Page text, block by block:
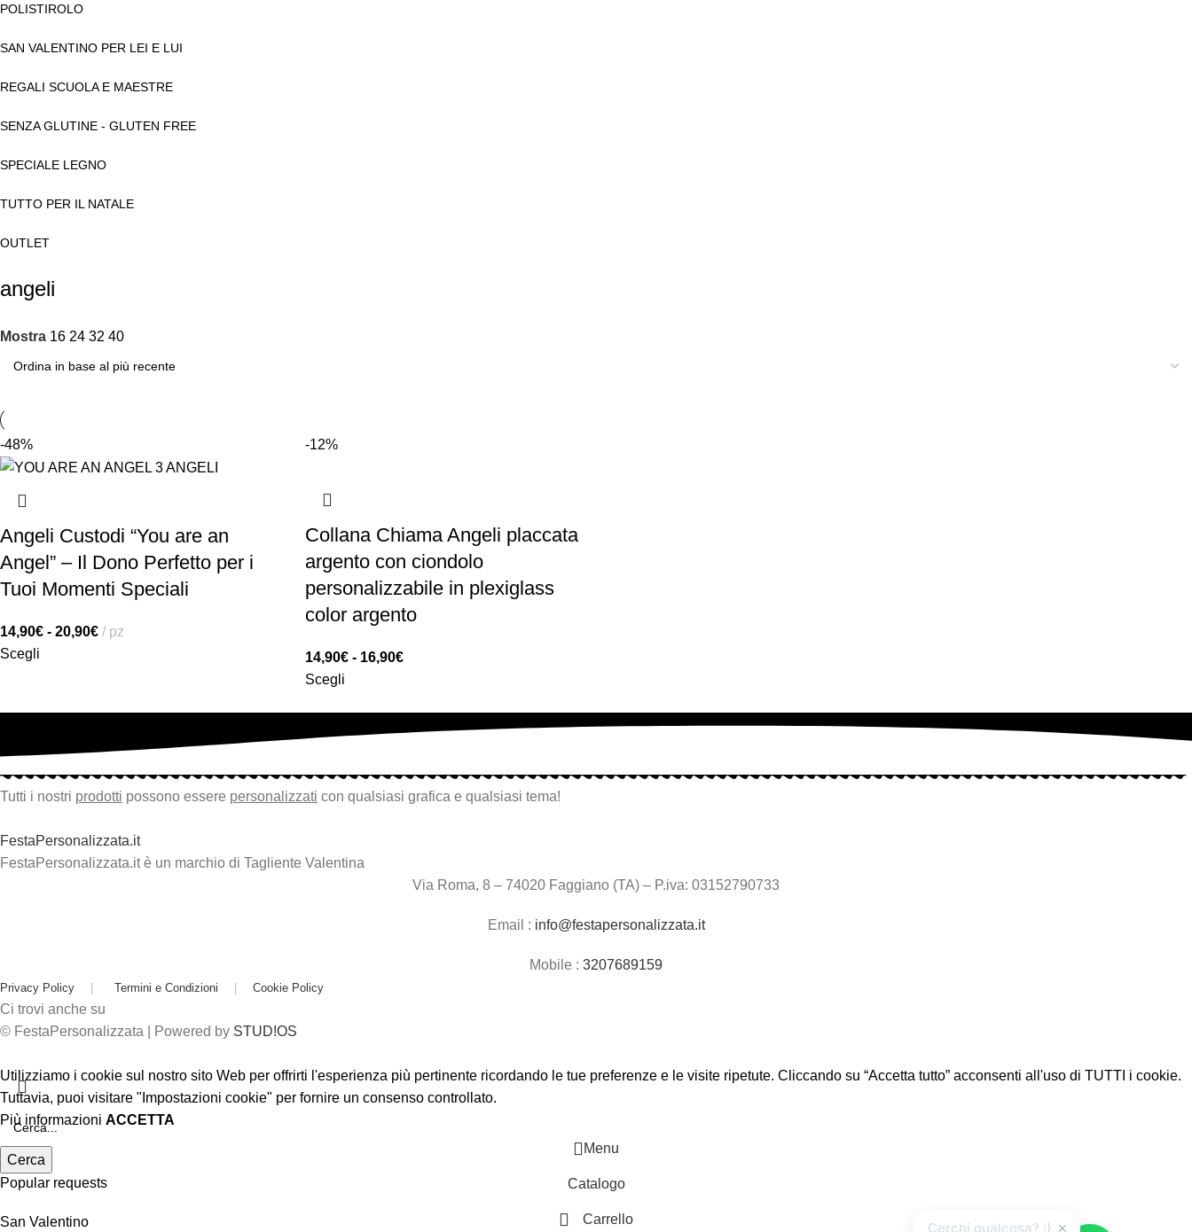
POLISTIROLO
SAN VALENTINO PER LEI E LUI
REGALI SCUOLA E MAESTRE
SENZA GLUTINE - GLUTEN FREE
SPECIALE LEGNO
TUTTO PER IL NATALE
OUTLET
angeli
Mostra 16 24 32 40
-48%
Angeli Custodi “You are an
Angel” – Il Dono Perfetto per i
Tuoi Momenti Speciali
14,90€ - 20,90€
pz
Scegli
-12%
Collana Chiama Angeli placcata
argento con ciondolo
personalizzabile in plexiglass
color argento
14,90€ - 16,90€
Scegli
Tutti i nostri prodotti possono essere personalizzati con qualsiasi grafica e qualsiasi tema!
FestaPersonalizzata.it
FestaPersonalizzata.it è un marchio di Tagliente Valentina
Via Roma, 8 – 74020 Faggiano (TA) – P.iva: 03152790733
Email : info@festapersonalizzata.it
Mobile : 3207689159
Privacy Policy | Termini e Condizioni | Cookie Policy
Ci trovi anche su
© FestaPersonalizzata | Powered by STUD!OS
Cerca
Popular requests
San Valentino
Utilizziamo i cookie sul nostro sito Web per offrirti l'esperienza più pertinente ricordando le tue preferenze e le visite ripetute. Cliccando su “Accetta tutto” acconsenti all'uso di TUTTI i cookie.
Tuttavia, puoi visitare "Impostazioni cookie" per fornire un consenso controllato.
Più informazioni ACCETTA
×
Cerchi qualcosa? :)
Menu
Catalogo
Carrello